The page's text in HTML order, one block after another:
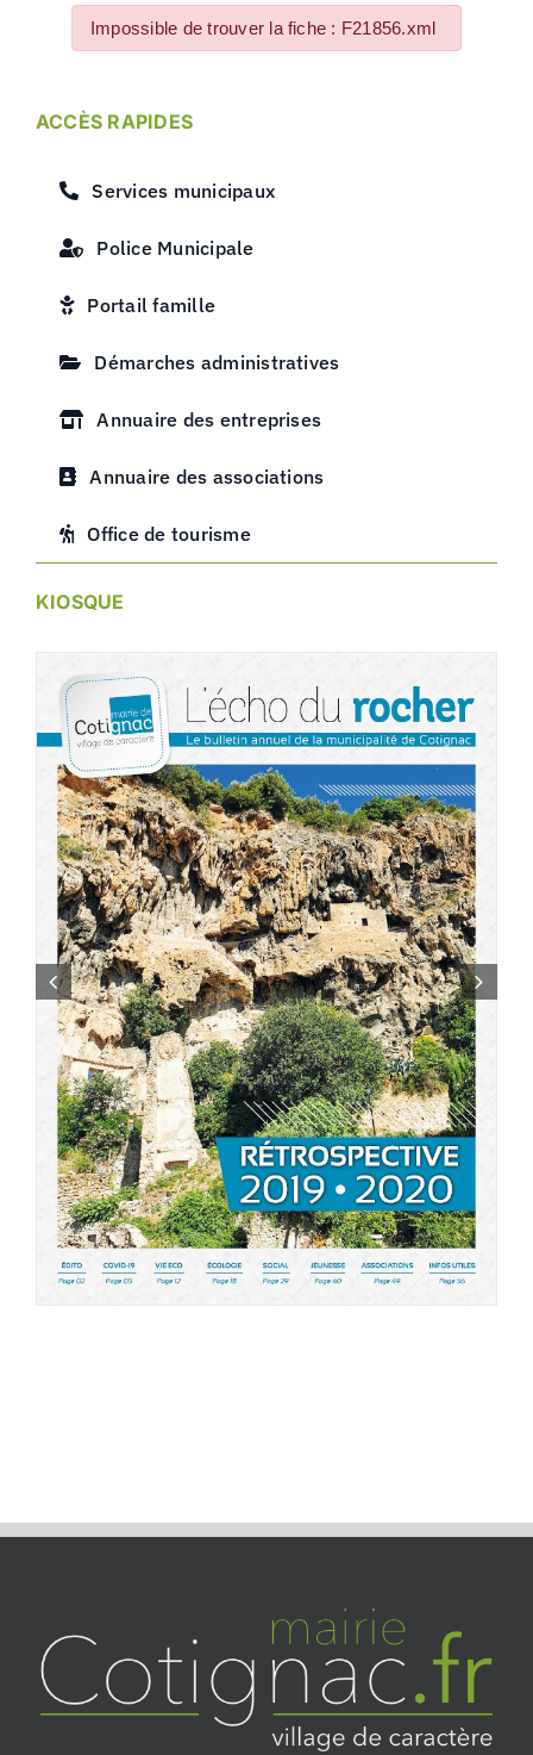
Impossible de trouver la fiche : F21856.xml
ACCÈS RAPIDES
Services municipaux
Police Municipale
Portail famille
Démarches administratives
Annuaire des entreprises
Annuaire des associations
Office de tourisme
KIOSQUE